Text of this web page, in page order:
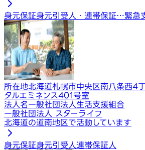
身元保証身元引受人・連帯保証…緊急
所在地北海道札幌市中央区南八条西4
タルエミネンス401号室
法人名一般社団法人生活支援組合
一般社団法人 スターライフ
北海道の道南地区で活動しています
身元保証身元引受人連帯保証人